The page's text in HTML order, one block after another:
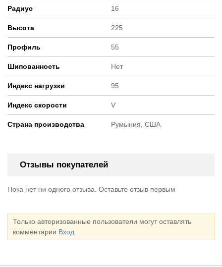
Радиус 16
Высота 225
Профиль 55
Шипованность Нет
Индекс нагрузки 95
Индекс скорости V
Страна производства Румыния, США
Отзывы покупателей
Пока нет ни одного отзыва. Оставьте отзыв первым
Только авторизованные пользователи могут оставлять
комментарии Вход